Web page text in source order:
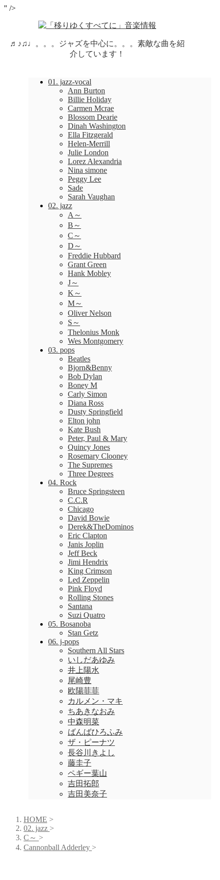
" />
♬♪♫♩。。。ジャズを中心に。。。素敵な曲を紹
介しています！
01. jazz-vocal
Ann Burton
Billie Holiday
Carmen Mcrae
Blossom Dearie
Dinah Washington
Ella Fitzgerald
Helen-Merrill
Julie London
Lorez Alexandria
Nina simone
Peggy Lee
Sade
Sarah Vaughan
02. jazz
A～
B～
C～
D～
Freddie Hubbard
Grant Green
Hank Mobley
J～
K～
M～
Oliver Nelson
S～
Thelonius Monk
Wes Montgomery
03. pops
Beatles
Bjorn&Benny
Bob Dylan
Boney M
Carly Simon
Diana Ross
Dusty Springfield
Elton john
Kate Bush
Peter, Paul & Mary
Quincy Jones
Rosemary Clooney
The Supremes
Three Degrees
04. Rock
Bruce Springsteen
C.C.R
Chicago
David Bowie
Derek&TheDominos
Eric Clapton
Janis Joplin
Jeff Beck
Jimi Hendrix
King Crimson
Led Zeppelin
Pink Floyd
Rolling Stones
Santana
Suzi Quatro
05. Bosanoba
Stan Getz
06. j-pops
Southern All Stars
いしだあゆみ
井上陽水
尾崎豊
欧陽菲菲
カルメン・マキ
ちあきなおみ
中森明菜
ばんばひろふみ
ザ・ピーナツ
長谷川きよし
藤圭子
ペギー葉山
吉田拓郎
吉田美奈子
HOME >
02. jazz >
C～ >
Cannonball Adderley >